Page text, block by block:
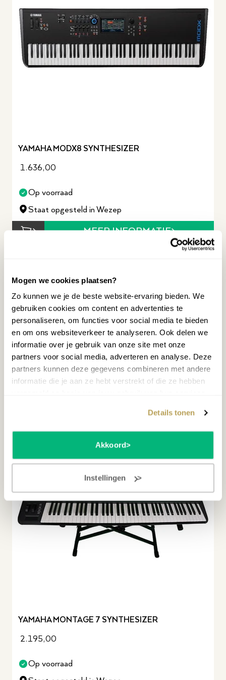
Mogen we cookies plaatsen?
Zo kunnen we je de beste website-ervaring bieden. We
gebruiken cookies om content en advertenties te
personaliseren, om functies voor social media te bieden
en om ons websiteverkeer te analyseren. Ook delen we
informatie over je gebruik van onze site met onze
partners voor social media, adverteren en analyse. Deze
partners kunnen deze gegevens combineren met andere
informatie die je aan ze hebt verstrekt of die ze hebben
Details tonen
Akkoord
Instellingen
YAMAHA MODX8 SYNTHESIZER
1.636,00
Op voorraad
Staat opgesteld in Wezep
MEER INFORMATIE
KORG KRONOS 3 73 SYNTHESIZER
Staat opgesteld in Wezep
YAMAHA MONTAGE 7 SYNTHESIZER
2.195,00
Op voorraad